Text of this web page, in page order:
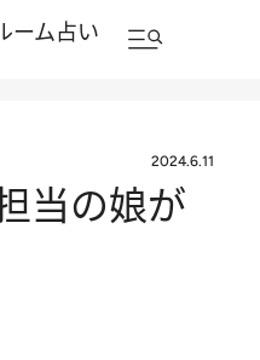
ーム占い
2024.6.11
当の娘が